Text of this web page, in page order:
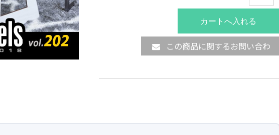
この商品に関するお問い合わ